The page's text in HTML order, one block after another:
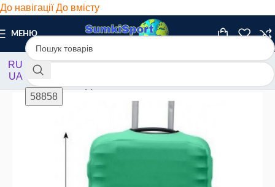
До навігаціїДо вмісту
МЕНЮ
RU
UA
Головна/ Чохли/ Дайвінг